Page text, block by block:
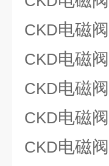
CKD电磁阀
CKD电磁阀
CKD电磁阀
CKD电磁阀
CKD电磁阀